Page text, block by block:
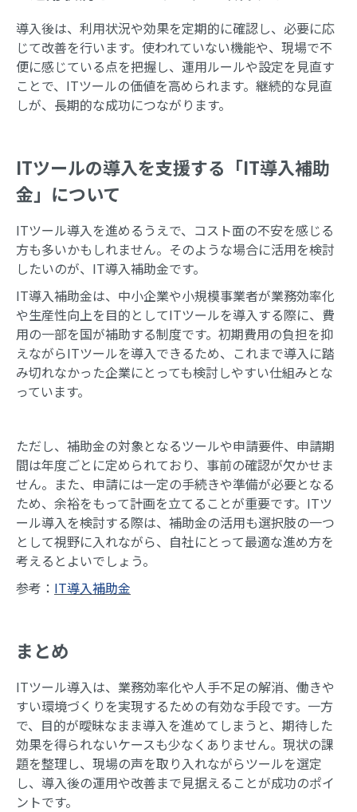
導入後は、利用状況や効果を定期的に確認し、必要に応
じて改善を行います。使われていない機能や、現場で不
便に感じている点を把握し、運用ルールや設定を見直す
ことで、ITツールの価値を高められます。継続的な見直
しが、長期的な成功につながります。
ITツールの導入を支援する「IT導入補助
金」について
ITツール導入を進めるうえで、コスト面の不安を感じる
方も多いかもしれません。そのような場合に活用を検討
したいのが、IT導入補助金です。
IT導入補助金は、中小企業や小規模事業者が業務効率化
や生産性向上を目的としてITツールを導入する際に、費
用の一部を国が補助する制度です。初期費用の負担を抑
えながらITツールを導入できるため、これまで導入に踏
み切れなかった企業にとっても検討しやすい仕組みとな
っています。
ただし、補助金の対象となるツールや申請要件、申請期
間は年度ごとに定められており、事前の確認が欠かせま
せん。また、申請には一定の手続きや準備が必要となる
ため、余裕をもって計画を立てることが重要です。ITツ
ール導入を検討する際は、補助金の活用も選択肢の一つ
として視野に入れながら、自社にとって最適な進め方を
考えるとよいでしょう。
参考： IT導入補助金
まとめ
ITツール導入は、業務効率化や人手不足の解消、働きや
すい環境づくりを実現するための有効な手段です。一方
で、目的が曖昧なまま導入を進めてしまうと、期待した
効果を得られないケースも少なくありません。現状の課
題を整理し、現場の声を取り入れながらツールを選定
し、導入後の運用や改善まで見据えることが成功のポイ
ントです。